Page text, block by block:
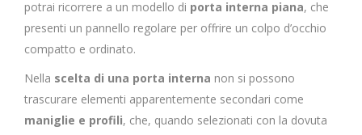
potrai ricorrere a un modello di porta interna piana, che
presenti un pannello regolare per offrire un colpo d’occhio
compatto e ordinato.
Nella scelta di una porta interna non si possono
trascurare elementi apparentemente secondari come
maniglie e profili, che, quando selezionati con la dovuta